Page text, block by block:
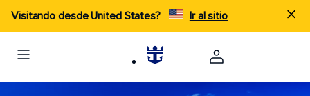
Visitando desde United States? Ir al sitio